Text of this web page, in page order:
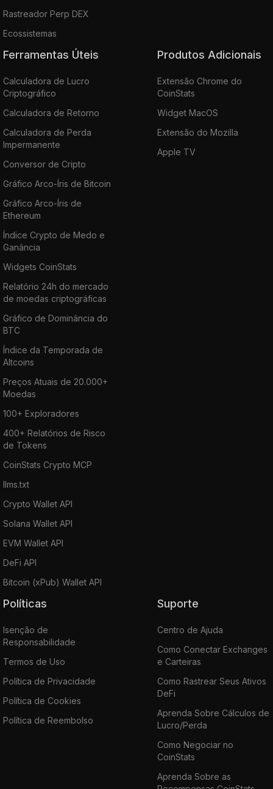
Rastreador Perp DEX
Ecossistemas
Ferramentas Úteis
Calculadora de Lucro
Criptográfico
Calculadora de Retorno
Calculadora de Perda
Impermanente
Conversor de Cripto
Gráfico Arco-Íris de Bitcoin
Gráfico Arco-Íris de
Ethereum
Índice Crypto de Medo e
Ganância
Widgets CoinStats
Relatório 24h do mercado
de moedas criptográficas
Gráfico de Dominância do
BTC
Índice da Temporada de
Altcoins
Preços Atuais de 20.000+
Moedas
100+ Exploradores
400+ Relatórios de Risco
de Tokens
CoinStats Crypto MCP
llms.txt
Crypto Wallet API
Solana Wallet API
EVM Wallet API
DeFi API
Bitcoin (xPub) Wallet API
Produtos Adicionais
Extensão Chrome do
CoinStats
Widget MacOS
Extensão do Mozilla
Apple TV
Políticas
Isenção de
Responsabilidade
Termos de Uso
Política de Privacidade
Política de Cookies
Política de Reembolso
Suporte
Centro de Ajuda
Como Conectar Exchanges
e Carteiras
Como Rastrear Seus Ativos
DeFi
Aprenda Sobre Cálculos de
Lucro/Perda
Como Negociar no
CoinStats
Aprenda Sobre as